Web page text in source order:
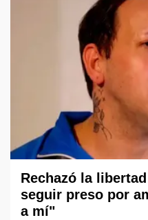
Rechazó la
seguir preso por
a mí"